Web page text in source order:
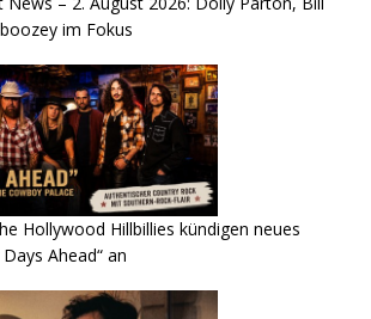
im Fokus
Hollywood Hillbillies kündigen neues
Ahead“ an